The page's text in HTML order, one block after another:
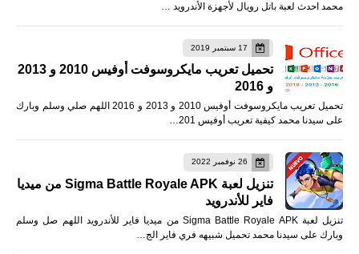
محمد احدث لعبة باتل رويال لأجهزة الأندرويد …
17 سبتمبر 2019
تحميل تعريب مايكروسوفت أوفيس 2010 و 2013
و 2016
تحميل تعريب مايكروسوفت أوفيس 2010 و 2013 و 2016 اللهم صلي وسلم وبارك
على سيدنا محمد كيفية تعريب أوفيس 201…
26 نوفمبر 2022
تنزيل لعبة Sigma Battle Royale APK من ميديا
فاير للأندرويد
تنزيل لعبة Sigma Battle Royale APK من ميديا فاير للأندرويد اللهم صل وسلم
وبارك على سيدنا محمد تحميل شبيهه فري فاير الج…